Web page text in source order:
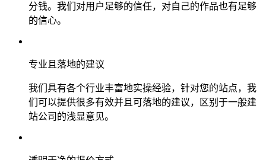
分钱。我们对用户足够的信任，对自己的作品也有足够
的信心。
专业且落地的建议
我们具有各个行业丰富地实操经验，针对您的站点，我
们可以提供很多有效并且可落地的建议，区别于一般建
站公司的浅显意见。